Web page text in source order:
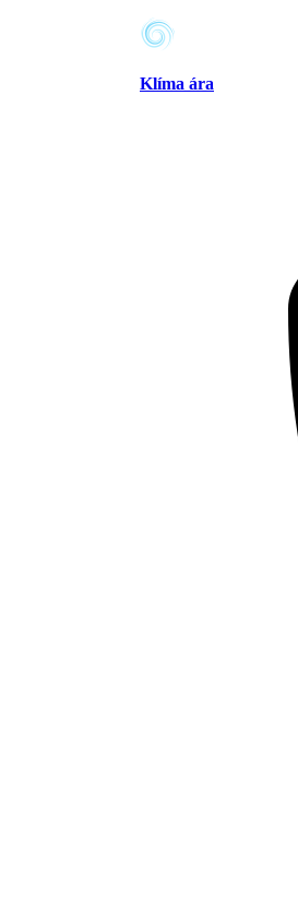
Klíma ára